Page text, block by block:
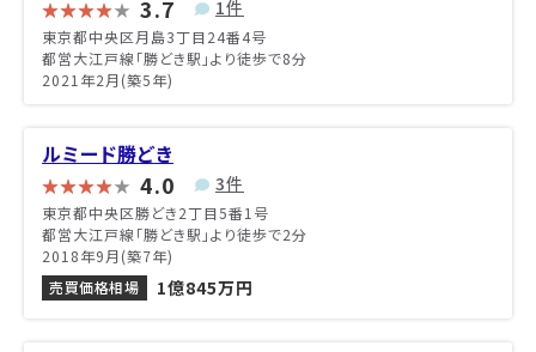
3.7 1件
東京都中央区月島3丁目24番4号
都営大江戸線「勝どき駅」より徒歩で8分
2021年2月(築5年)
ルミード勝どき
4.0 3件
東京都中央区勝どき2丁目5番1号
都営大江戸線「勝どき駅」より徒歩で2分
2018年9月(築7年)
売買価格相場
1億845万円